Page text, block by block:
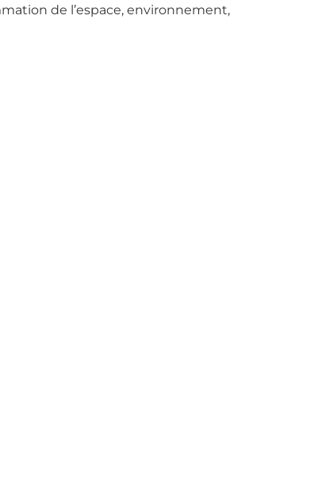
de l’espace, environnement,